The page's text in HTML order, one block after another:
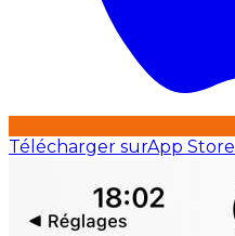
Télécharger surApp Store